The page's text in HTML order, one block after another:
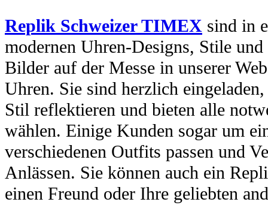
Replik Schweizer TIMEX sind in
modernen Uhren-Designs, Stile
Bilder auf der Messe in unserer
Uhren. Sie sind herzlich
Stil reflektieren und bieten alle
wählen. Einige Kunden sogar um
verschiedenen Outfits passen und
Anlässen. Sie können auch ein
einen Freund oder Ihre geliebten